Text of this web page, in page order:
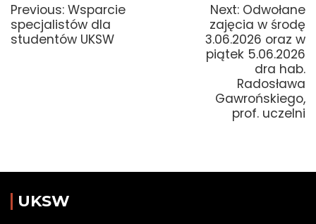
Previous: Previous
post:
Wsparcie
specjalistów dla
studentów UKSW
Next: Next
post:
Odwołane
zajęcia w środę
3.06.2026 oraz w
piątek 5.06.2026
dra hab.
Radosława
Gawrońskiego,
prof. uczelni
UKSW